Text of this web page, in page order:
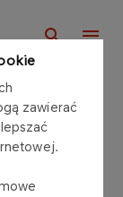
zawierać